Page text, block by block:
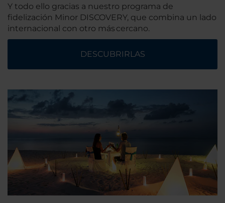
Y todo ello gracias a nuestro programa de
fidelización Minor DISCOVERY, que combina un lado
internacional con otro más cercano.
DESCUBRIRLAS